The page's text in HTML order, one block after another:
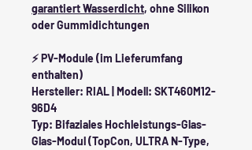
garantiert Wasserdicht, ohne Silikon
oder Gummidichtungen
⚡ PV-Module (im Lieferumfang
enthalten)
Hersteller: RIAL | Modell: SKT460M12-
96D4
Typ: Bifaziales Hochleistungs-Glas-
Glas-Modul (TopCon, ULTRA N-Type,